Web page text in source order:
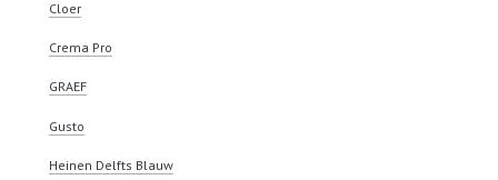
Cloer
Crema Pro
GRAEF
Gusto
Heinen Delfts Blauw